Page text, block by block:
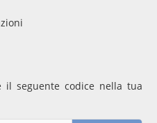
seguente codice nella tua